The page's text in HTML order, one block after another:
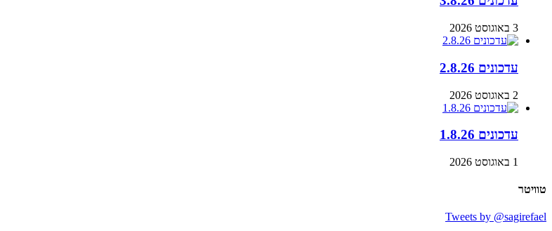
3 באוגוסט 2026
עדכונים 2.8.26
2 באוגוסט 2026
עדכונים 1.8.26
1 באוגוסט 2026
טוויטר
Tweets by @sagirefael